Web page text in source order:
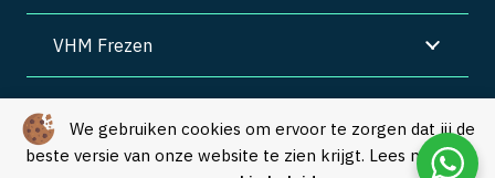
We gebruiken cookies om ervoor te zorgen dat jij de
beste versie van onze website te zien krijgt. Lees meer in
VHM Frezen
Algemene voorwaarden | Privacy